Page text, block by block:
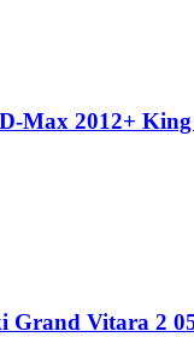
Max 2012+
Grand Vitara 2